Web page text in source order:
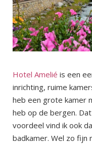
Hotel Amelié is een
inrichting, ruime
heb een grote kamer
heb op de bergen.
voordeel vind ik ook
badkamer. Wel zo fijn